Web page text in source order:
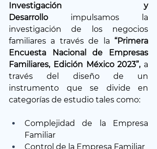
Investigación y
Desarrollo impulsamos la
investigación de los negocios
familiares a través de la “Primera
Encuesta Nacional de Empresas
Familiares, Edición México 2023”, a
través del diseño de un
instrumento que se divide en
categorías de estudio tales como:
Complejidad de la Empresa
Familiar
Control de la Empresa Familiar